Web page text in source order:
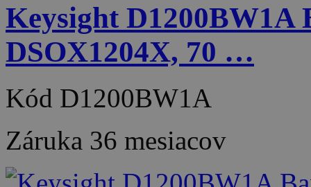
Keysight
DSOX1204X, 70 …
Kód D1200BW1A
Záruka 36 mesiacov